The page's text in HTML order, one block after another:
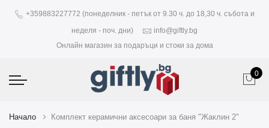
+359883227772 (понеделник - петък от 9.30 ч. до 18,30 ч. събота и
неделя - поч. дни)
info@giftly.bg
Онлайн магазин за подаръци и стоки за дома
0
Начало Комплект керамични аксесоари за баня "Жаклин 2"